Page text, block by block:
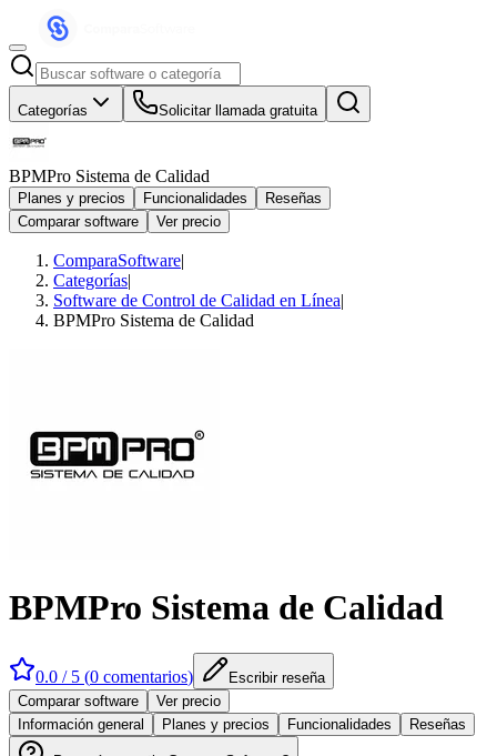
Categorías Solicitar llamada gratuita
BPMPro Sistema de Calidad
Planes y precios Funcionalidades
Reseñas
Comparar software
Ver precio
ComparaSoftware|
Categorías|
Software de Control de Calidad en Línea|
BPMPro Sistema de Calidad
BPMPro Sistema de Calidad
0.0 / 5 (0 comentarios)
Escribir reseña
Comparar software
Ver precio
Información general
Planes y precios Funcionalidades Reseñas